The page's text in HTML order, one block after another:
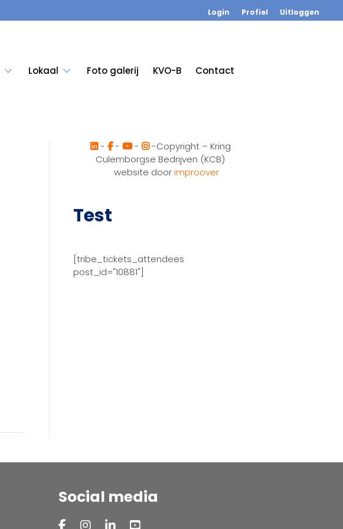
Login Profiel Uitloggen
Lokaal Foto galerij KVO-B Contact
- - -
-Copyright – Kring
Culemborgse Bedrijven (KCB)
website doorimproover
Test
[tribe_tickets_attendees
post_id="10881"]
Social media